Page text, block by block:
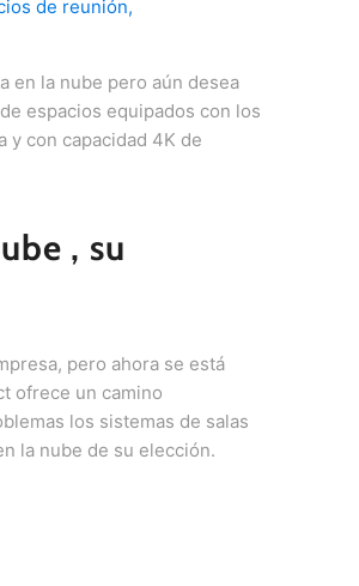
de reunión,
en la nube pero aún desea
espacios equipados con los
y con capacidad 4K de
, su
pero ahora se está
ofrece un camino
los sistemas de salas
la nube de su elección.